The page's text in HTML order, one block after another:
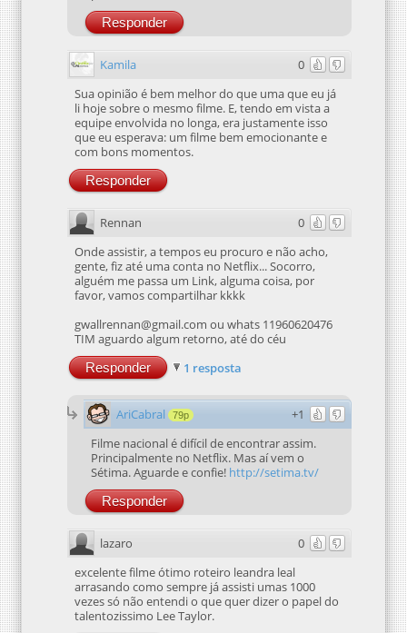
Responder
0
Kamila
Sua opinião é bem melhor do que uma que eu já
li hoje sobre o mesmo filme. E, tendo em vista a
equipe envolvida no longa, era justamente isso
que eu esperava: um filme bem emocionante e
com bons momentos.
Responder
0
Rennan
Onde assistir, a tempos eu procuro e não acho,
gente, fiz até uma conta no Netflix... Socorro,
alguém me passa um Link, alguma coisa, por
favor, vamos compartilhar kkkk
gwallrennan@gmail.com ou whats 11960620476
TIM aguardo algum retorno, até do céu
Responder 1 resposta
+1
AriCabral 79p
Filme nacional é difícil de encontrar assim.
Principalmente no Netflix. Mas aí vem o
Sétima. Aguarde e confie! http://setima.tv/
Responder
0
lazaro
excelente filme ótimo roteiro leandra leal
arrasando como sempre já assisti umas 1000
vezes só não entendi o que quer dizer o papel do
talentozissimo Lee Taylor.